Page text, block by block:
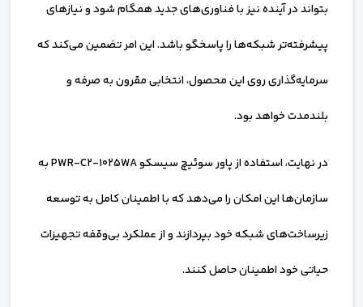
بتواند در آینده نیز با فناوری‌های جدید همگام شود و نیازهای
پیشرفته‌تر شبکه‌ها را پاسخگو باشد. این امر تضمین می‌کند که
سرمایه‌گذاری روی این محصول، انتخابی مقرون به صرفه و
بلندمدت خواهد بود.
در نهایت، استفاده از پاور سوئیچ سیسکو PWR-C2-1025WA به
سازمان‌ها این امکان را می‌دهد که با اطمینان کامل به توسعه
زیرساخت‌های شبکه خود بپردازند و از عملکرد بی‌وقفه تجهیزات
حیاتی خود اطمینان حاصل کنند.